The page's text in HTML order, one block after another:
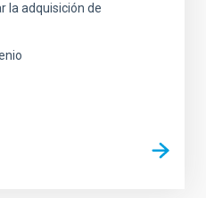
la adquisición de